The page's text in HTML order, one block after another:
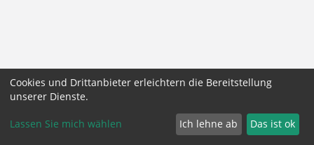
Cookies und Drittanbieter erleichtern die Bereitstellung
unserer Dienste.
Lassen Sie mich wählen Ich lehne ab Das ist ok